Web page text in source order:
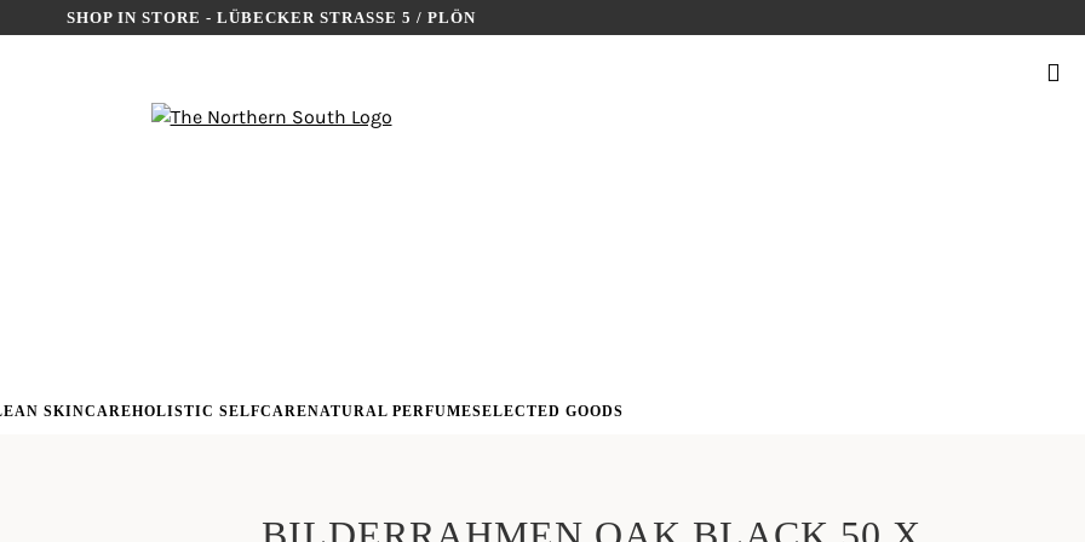
SHOP IN STORE - LÜBECKER STRASSE 5 / PLÖN
SUCHEN
NACH:
SKINCAREHOLISTIC SELFCARENATURAL PERFUMESELECTED GOODS